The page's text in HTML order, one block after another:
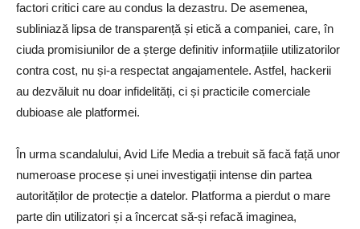
factori critici care au condus la dezastru. De asemenea,
subliniază lipsa de transparență și etică a companiei, care, în
ciuda promisiunilor de a șterge definitiv informațiile utilizatorilor
contra cost, nu și-a respectat angajamentele. Astfel, hackerii
au dezvăluit nu doar infidelități, ci și practicile comerciale
dubioase ale platformei.
În urma scandalului, Avid Life Media a trebuit să facă față unor
numeroase procese și unei investigații intense din partea
autorităților de protecție a datelor. Platforma a pierdut o mare
parte din utilizatori și a încercat să-și refacă imaginea,